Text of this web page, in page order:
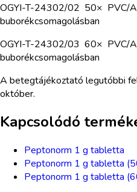
OGYI-T-24302/02 50× PVC/
buborékcsomagolásban
OGYI-T-24302/03 60× PVC/
buborékcsomagolásban
A betegtájékoztató legutóbbi
október.
Kapcsolódó
Peptonorm 1 g tabletta
Peptonorm 1 g tabletta
Peptonorm 1 g tabletta